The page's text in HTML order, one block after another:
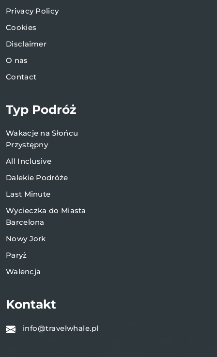
Privacy Policy
Cookies
Disclaimer
O nas
Contact
Typ Podróż
Wakacje na Słońcu
Przystępny
All Inclusive
Dalekie Podróże
Last Minute
Wycieczka do Miasta
Barcelona
Nowy Jork
Paryż
Walencja
Kontakt
info@travelwhale.pl